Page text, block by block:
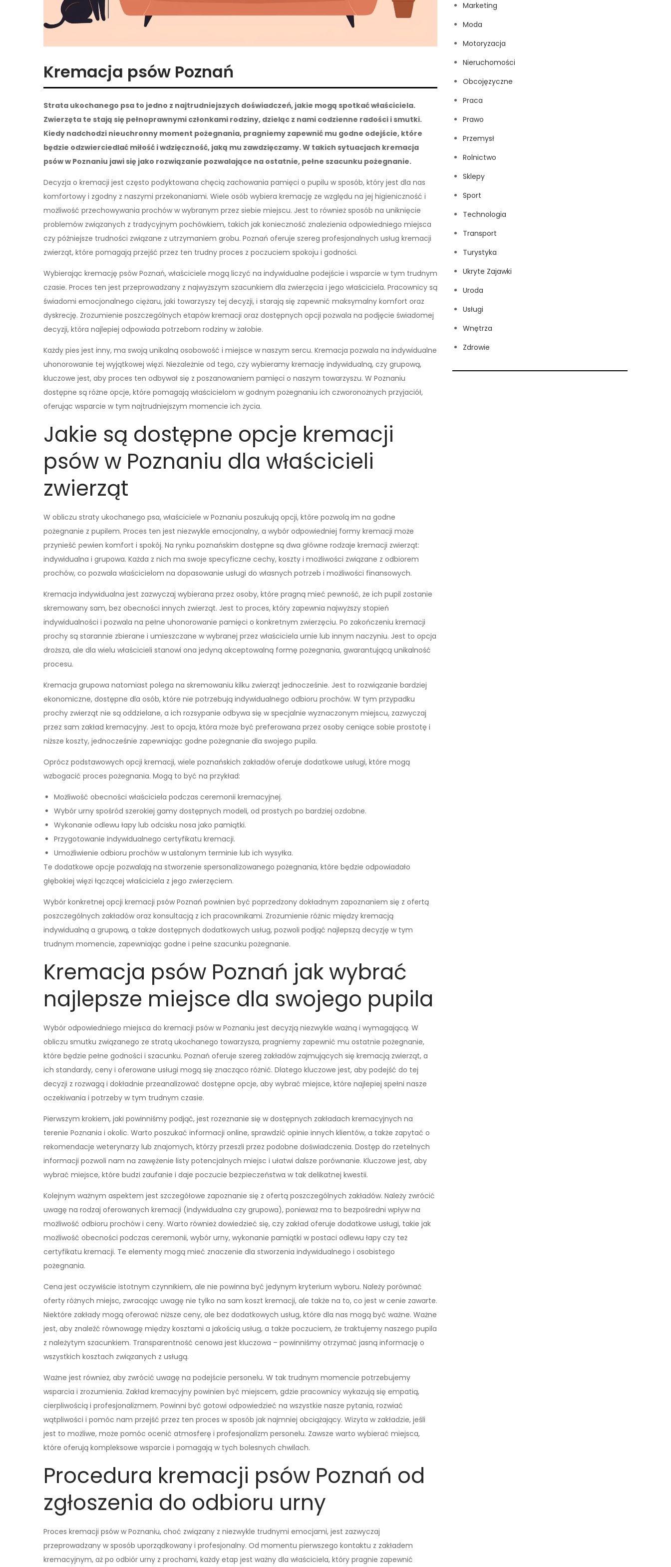
Kremacja psów Poznań
Strata ukochanego psa to jedno z najtrudniejszych doświadczeń, jakie mogą spotkać właściciela.
Zwierzęta te stają się pełnoprawnymi członkami rodziny, dzieląc z nami codzienne radości i smutki.
Kiedy nadchodzi nieuchronny moment pożegnania, pragniemy zapewnić mu godne odejście, które
będzie odzwierciedlać miłość i wdzięczność, jaką mu zawdzięczamy. W takich sytuacjach kremacja
psów w Poznaniu jawi się jako rozwiązanie pozwalające na ostatnie, pełne szacunku pożegnanie.
Decyzja o kremacji jest często podyktowana chęcią zachowania pamięci o pupilu w sposób, który jest dla nas
komfortowy i zgodny z naszymi przekonaniami. Wiele osób wybiera kremację ze względu na jej higieniczność i
możliwość przechowywania prochów w wybranym przez siebie miejscu. Jest to również sposób na uniknięcie
problemów związanych z tradycyjnym pochówkiem, takich jak konieczność znalezienia odpowiedniego miejsca
czy późniejsze trudności związane z utrzymaniem grobu. Poznań oferuje szereg profesjonalnych usług kremacji
zwierząt, które pomagają przejść przez ten trudny proces z poczuciem spokoju i godności.
Wybierając kremację psów Poznań, właściciele mogą liczyć na indywidualne podejście i wsparcie w tym trudnym
czasie. Proces ten jest przeprowadzany z najwyższym szacunkiem dla zwierzęcia i jego właściciela. Pracownicy są
świadomi emocjonalnego ciężaru, jaki towarzyszy tej decyzji, i starają się zapewnić maksymalny komfort oraz
dyskrecję. Zrozumienie poszczególnych etapów kremacji oraz dostępnych opcji pozwala na podjęcie świadomej
decyzji, która najlepiej odpowiada potrzebom rodziny w żałobie.
Każdy pies jest inny, ma swoją unikalną osobowość i miejsce w naszym sercu. Kremacja pozwala na indywidualne
uhonorowanie tej wyjątkowej więzi. Niezależnie od tego, czy wybieramy kremację indywidualną, czy grupową,
kluczowe jest, aby proces ten odbywał się z poszanowaniem pamięci o naszym towarzyszu. W Poznaniu
dostępne są różne opcje, które pomagają właścicielom w godnym pożegnaniu ich czworonożnych przyjaciół,
oferując wsparcie w tym najtrudniejszym momencie ich życia.
Jakie są dostępne opcje kremacji
psów w Poznaniu dla właścicieli
zwierząt
W obliczu straty ukochanego psa, właściciele w Poznaniu poszukują opcji, które pozwolą im na godne
pożegnanie z pupilem. Proces ten jest niezwykle emocjonalny, a wybór odpowiedniej formy kremacji może
przynieść pewien komfort i spokój. Na rynku poznańskim dostępne są dwa główne rodzaje kremacji zwierząt:
indywidualna i grupowa. Każda z nich ma swoje specyficzne cechy, koszty i możliwości związane z odbiorem
prochów, co pozwala właścicielom na dopasowanie usługi do własnych potrzeb i możliwości finansowych.
Kremacja indywidualna jest zazwyczaj wybierana przez osoby, które pragną mieć pewność, że ich pupil zostanie
skremowany sam, bez obecności innych zwierząt. Jest to proces, który zapewnia najwyższy stopień
indywidualności i pozwala na pełne uhonorowanie pamięci o konkretnym zwierzęciu. Po zakończeniu kremacji
prochy są starannie zbierane i umieszczane w wybranej przez właściciela urnie lub innym naczyniu. Jest to opcja
droższa, ale dla wielu właścicieli stanowi ona jedyną akceptowalną formę pożegnania, gwarantującą unikalność
procesu.
Kremacja grupowa natomiast polega na skremowaniu kilku zwierząt jednocześnie. Jest to rozwiązanie bardziej
ekonomiczne, dostępne dla osób, które nie potrzebują indywidualnego odbioru prochów. W tym przypadku
prochy zwierząt nie są oddzielane, a ich rozsypanie odbywa się w specjalnie wyznaczonym miejscu, zazwyczaj
przez sam zakład kremacyjny. Jest to opcja, która może być preferowana przez osoby ceniące sobie prostotę i
niższe koszty, jednocześnie zapewniając godne pożegnanie dla swojego pupila.
Oprócz podstawowych opcji kremacji, wiele poznańskich zakładów oferuje dodatkowe usługi, które mogą
wzbogacić proces pożegnania. Mogą to być na przykład:
Możliwość obecności właściciela podczas ceremonii kremacyjnej.
Wybór urny spośród szerokiej gamy dostępnych modeli, od prostych po bardziej ozdobne.
Wykonanie odlewu łapy lub odcisku nosa jako pamiątki.
Przygotowanie indywidualnego certyfikatu kremacji.
Umożliwienie odbioru prochów w ustalonym terminie lub ich wysyłka.
Te dodatkowe opcje pozwalają na stworzenie spersonalizowanego pożegnania, które będzie odpowiadało
głębokiej więzi łączącej właściciela z jego zwierzęciem.
Wybór konkretnej opcji kremacji psów Poznań powinien być poprzedzony dokładnym zapoznaniem się z ofertą
poszczególnych zakładów oraz konsultacją z ich pracownikami. Zrozumienie różnic między kremacją
indywidualną a grupową, a także dostępnych dodatkowych usług, pozwoli podjąć najlepszą decyzję w tym
trudnym momencie, zapewniając godne i pełne szacunku pożegnanie.
Kremacja psów Poznań jak wybrać
najlepsze miejsce dla swojego pupila
Wybór odpowiedniego miejsca do kremacji psów w Poznaniu jest decyzją niezwykle ważną i wymagającą. W
obliczu smutku związanego ze stratą ukochanego towarzysza, pragniemy zapewnić mu ostatnie pożegnanie,
które będzie pełne godności i szacunku. Poznań oferuje szereg zakładów zajmujących się kremacją zwierząt, a
ich standardy, ceny i oferowane usługi mogą się znacząco różnić. Dlatego kluczowe jest, aby podejść do tej
decyzji z rozwagą i dokładnie przeanalizować dostępne opcje, aby wybrać miejsce, które najlepiej spełni nasze
oczekiwania i potrzeby w tym trudnym czasie.
Pierwszym krokiem, jaki powinniśmy podjąć, jest rozeznanie się w dostępnych zakładach kremacyjnych na
terenie Poznania i okolic. Warto poszukać informacji online, sprawdzić opinie innych klientów, a także zapytać o
rekomendacje weterynarzy lub znajomych, którzy przeszli przez podobne doświadczenia. Dostęp do rzetelnych
informacji pozwoli nam na zawężenie listy potencjalnych miejsc i ułatwi dalsze porównanie. Kluczowe jest, aby
wybrać miejsce, które budzi zaufanie i daje poczucie bezpieczeństwa w tak delikatnej kwestii.
Kolejnym ważnym aspektem jest szczegółowe zapoznanie się z ofertą poszczególnych zakładów. Należy zwrócić
uwagę na rodzaj oferowanych kremacji (indywidualna czy grupowa), ponieważ ma to bezpośredni wpływ na
możliwość odbioru prochów i ceny. Warto również dowiedzieć się, czy zakład oferuje dodatkowe usługi, takie jak
możliwość obecności podczas ceremonii, wybór urny, wykonanie pamiątki w postaci odlewu łapy czy też
certyfikatu kremacji. Te elementy mogą mieć znaczenie dla stworzenia indywidualnego i osobistego
pożegnania.
Cena jest oczywiście istotnym czynnikiem, ale nie powinna być jedynym kryterium wyboru. Należy porównać
oferty różnych miejsc, zwracając uwagę nie tylko na sam koszt kremacji, ale także na to, co jest w cenie zawarte.
Niektóre zakłady mogą oferować niższe ceny, ale bez dodatkowych usług, które dla nas mogą być ważne. Ważne
jest, aby znaleźć równowagę między kosztami a jakością usług, a także poczuciem, że traktujemy naszego pupila
z należytym szacunkiem. Transparentność cenowa jest kluczowa – powinniśmy otrzymać jasną informację o
wszystkich kosztach związanych z usługą.
Ważne jest również, aby zwrócić uwagę na podejście personelu. W tak trudnym momencie potrzebujemy
wsparcia i zrozumienia. Zakład kremacyjny powinien być miejscem, gdzie pracownicy wykazują się empatią,
cierpliwością i profesjonalizmem. Powinni być gotowi odpowiedzieć na wszystkie nasze pytania, rozwiać
wątpliwości i pomóc nam przejść przez ten proces w sposób jak najmniej obciążający. Wizyta w zakładzie, jeśli
jest to możliwe, może pomóc ocenić atmosferę i profesjonalizm personelu. Zawsze warto wybierać miejsca,
które oferują kompleksowe wsparcie i pomagają w tych bolesnych chwilach.
Procedura kremacji psów Poznań od
zgłoszenia do odbioru urny
Proces kremacji psów w Poznaniu, choć związany z niezwykle trudnymi emocjami, jest zazwyczaj
przeprowadzany w sposób uporządkowany i profesjonalny. Od momentu pierwszego kontaktu z zakładem
kremacyjnym, aż po odbiór urny z prochami, każdy etap jest ważny dla właściciela, który pragnie zapewnić
Marketing
Moda
Motoryzacja
Nieruchomości
Obcojęzyczne
Praca
Prawo
Przemysł
Rolnictwo
Sklepy
Sport
Technologia
Transport
Turystyka
Ukryte Zajawki
Uroda
Usługi
Wnętrza
Zdrowie